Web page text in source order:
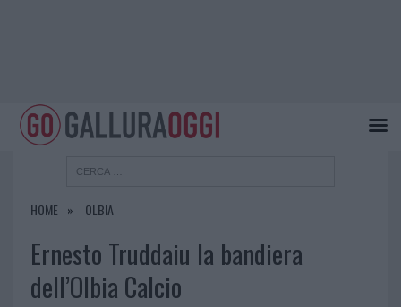
HOME OLBIA
Ernesto Truddaiu la bandiera
dell’Olbia Calcio